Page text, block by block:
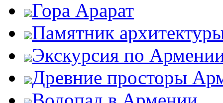
Гора Арарат
Памятник
Экскурсия по
Древние просторы